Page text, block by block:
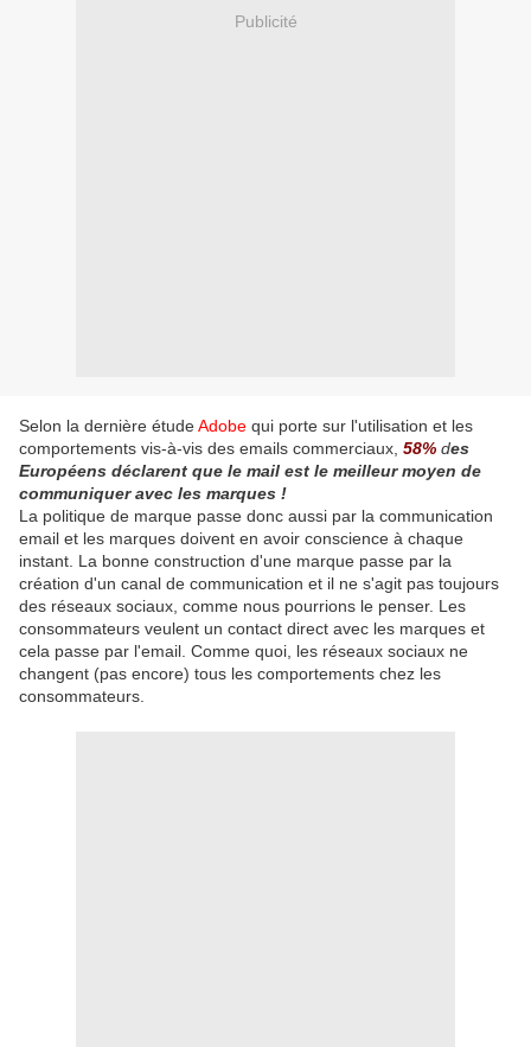
Publicité
Selon la dernière étudeAdobe qui porte sur l'utilisation et les
comportements vis-à-vis des emails commerciaux, 58% des
Européens déclarent que le mail est le meilleur moyen de
communiquer avec les marques !
La politique de marque passe donc aussi par la communication
email et les marques doivent en avoir conscience à chaque
instant. La bonne construction d'une marque passe par la
création d'un canal de communication et il ne s'agit pas toujours
des réseaux sociaux, comme nous pourrions le penser. Les
consommateurs veulent un contact direct avec les marques et
cela passe par l'email. Comme quoi, les réseaux sociaux ne
changent (pas encore) tous les comportements chez les
consommateurs.